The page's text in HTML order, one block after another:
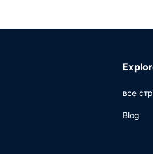
Другие
проведения
(за
все
Blog